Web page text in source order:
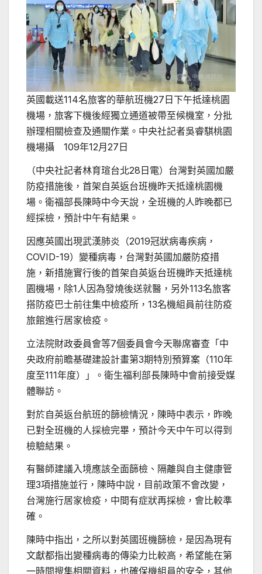
英國載送114名旅客的華航班機27日下午抵達桃園
機場，旅客下機後經獨立通道被帶至候機室，分批
辦理相關檢查及通關作業。中央社記者吳睿騏桃園
機場攝 109年12月27日
（中央社記者林育瑄台北28日電）台灣對英國加嚴
防疫措施後，首架自英返台班機昨天抵達桃園機
場。衛福部長陳時中今天說，全班機的人昨晚都已
經採檢，預計中午有結果。
因應英國出現武漢肺炎（2019冠狀病毒疾病，
COVID-19）變種病毒，台灣對英國加嚴防疫措
施，新措施實行後的首架自英返台班機昨天抵達桃
園機場，除1人因為發燒後送就醫，另外113名旅客
搭防疫巴士前往集中檢疫所，13名機組員前往防疫
旅館進行居家檢疫。
立法院財政委員會等7個委員會今天聯席審查「中
央政府前瞻基礎建設計畫第3期特別預算案（110年
度至111年度）」。衛生福利部長陳時中會前接受媒
體聯訪。
對於自英返台航班的篩檢情況，陳時中表示，昨晚
已對全班機的人採檢完畢，預計今天中午可以得到
檢驗結果。
有醫師建議入境應該全面篩檢、隔離與自主健康管
理3項措施並行，陳時中說，目前政策不會改變，
台灣施行居家檢疫，中間有症狀再採檢，會比較準
確。
陳時中指出，之所以對英國班機篩檢，是因為現有
文獻都指出變種病毒的傳染力比較高，希望能在第
一時間搜集相關資料，也確保機組員的安全，其他